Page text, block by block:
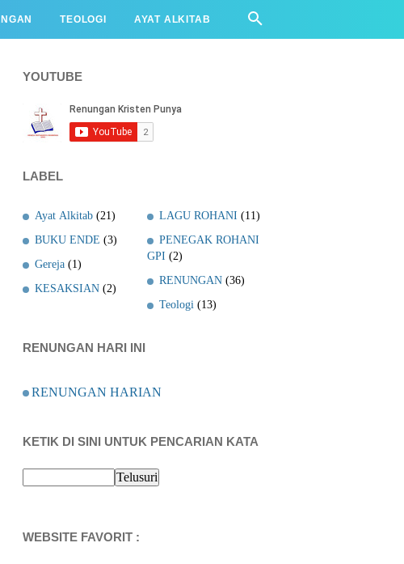
TEOLOGI AYAT ALKITAB
YOUTUBE
LABEL
Ayat Alkitab (21)
BUKU ENDE (3)
Gereja (1)
KESAKSIAN (2)
LAGU ROHANI (11)
PENEGAK ROHANI
GPI (2)
RENUNGAN (36)
Teologi (13)
RENUNGAN HARI INI
RENUNGAN HARIAN
KETIK DI SINI UNTUK PENCARIAN KATA
WEBSITE FAVORIT :